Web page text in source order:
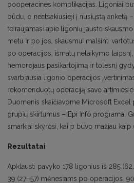
pooperacines komplikacijas. Ligoniai
būdu, o neatsakiusieji į nusiųstą anketą
teiraujamasi apie ligonių jausto
metu ir po jos, skausmui malšinti
po operacijos, išmatų nelaikymo
hemorojaus pasikartojimą ir tolesnį
svarbiausia ligonio operacijos
rekomenduotų operaciją savo
Duomenis skaičiavome Microsoft Excel
grupių skirtumus – Epi Info programa.
smarkiai skyrėsi, kai p buvo mažiau kaip
Rezultatai
Apklausti pavyko 178 ligonius iš 285
39 (27–57) mėnesiams po operacijos.